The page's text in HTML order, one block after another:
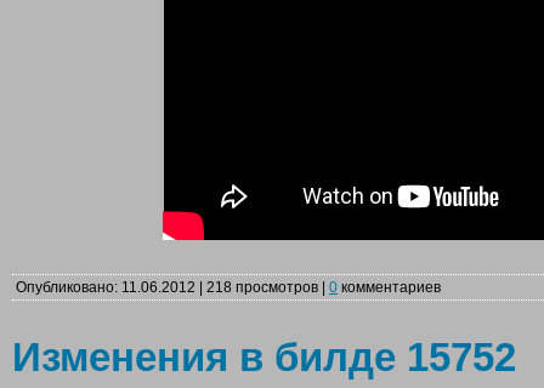
Опубликовано: 11.06.2012 | 218 просмотров | 0 комментариев
Изменения в билде 15752